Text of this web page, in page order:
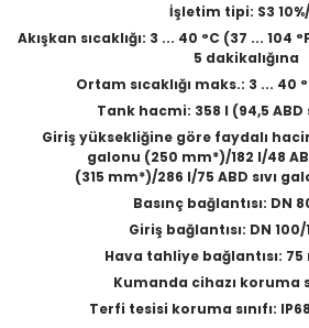
İşletim tipi: S3 10%/
Akışkan sıcaklığı: 3 ... 40 °C (37 ... 104
5 dakikalığına
Ortam sıcaklığı maks.: 3 ... 40
Tank hacmi: 358 l (94,5 ABD
Giriş yüksekliğine göre faydalı
galonu (250 mm*)/182 l/48
(315 mm*)/286 l/75 ABD sıvı
Basınç bağlantısı: DN
Giriş bağlantısı: DN
Hava tahliye bağlantısı:
Kumanda cihazı koruma
Terfi tesisi koruma sınıfı: